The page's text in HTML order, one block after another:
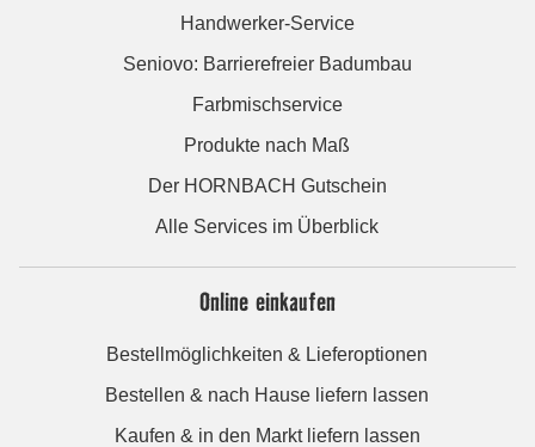
Handwerker-Service
Seniovo: Barrierefreier Badumbau
Farbmischservice
Produkte nach Maß
Der HORNBACH Gutschein
Alle Services im Überblick
Online einkaufen
Bestellmöglichkeiten & Lieferoptionen
Bestellen & nach Hause liefern lassen
Kaufen & in den Markt liefern lassen